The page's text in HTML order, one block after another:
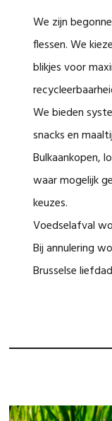
We zijn
flessen. We
blikjes voor
We bieden
snacks en
Bulkaankopen,
waar mogelijk
keuzes.
Voedselafval
Bij annulering
Brusselse